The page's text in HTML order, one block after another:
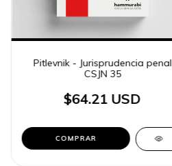
Pitlevnik - Jurisprudencia penal
CSJN 35
$64.21 USD
COMPRAR